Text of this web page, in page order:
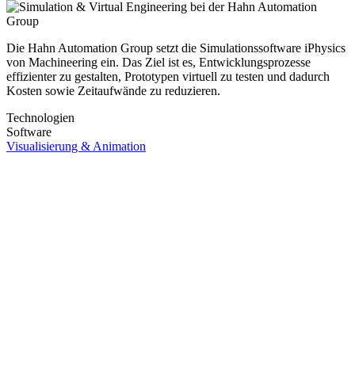
Die Hahn Automation Group setzt die Simulationssoftware iPhysics
von Machineering ein. Das Ziel ist es, Entwicklungsprozesse
effizienter zu gestalten, Prototypen virtuell zu testen und dadurch
Kosten sowie Zeitaufwände zu reduzieren.
Technologien
Software
Visualisierung & Animation